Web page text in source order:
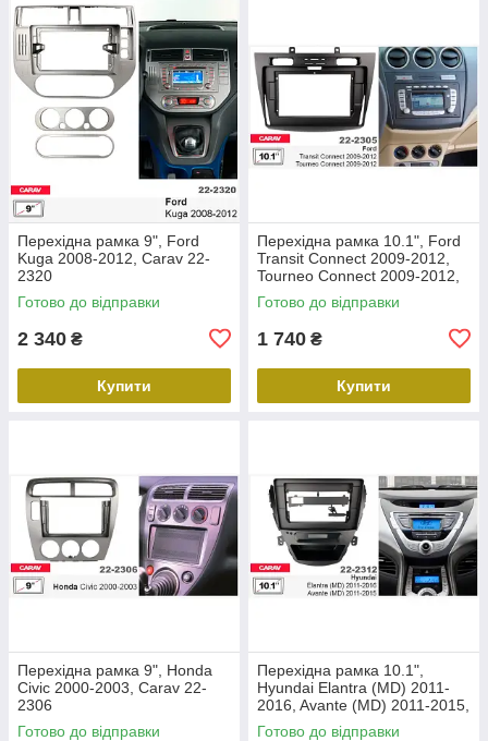
Перехідна рамка 9", Ford
Kuga 2008-2012, Carav 22-
2320
Готово до відправки
2 340 ₴
Купити
Перехідна рамка 10.1", Ford
Transit Connect 2009-2012,
Tourneo Connect 2009-2012,
Carav 22-2305
Готово до відправки
1 740 ₴
Купити
Перехідна рамка 9", Honda
Civic 2000-2003, Carav 22-
2306
Готово до відправки
Перехідна рамка 10.1",
Hyundai Elantra (MD) 2011-
2016, Avante (MD) 2011-2015,
Carav 22-2312
Готово до відправки